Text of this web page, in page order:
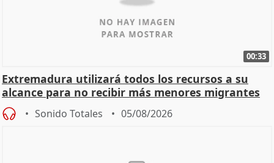
00:33
Extremadura utilizará todos los recursos a su
alcance para no recibir más menores migrantes
Sonido Totales 05/08/2026